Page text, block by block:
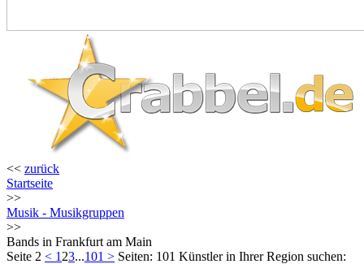
<< zurück
Startseite
>>
Musik - Musikgruppen
>>
Bands in Frankfurt am Main
Seite 2 < 1 23...101 > Seiten: 101 Künstler in Ihrer Region suchen: